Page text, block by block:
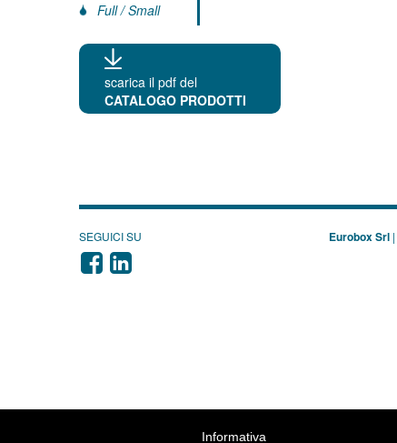
Full / Small
scarica il pdf del
CATALOGO PRODOTTI
Eurobox Srl|
SEGUICI SU
Informativa